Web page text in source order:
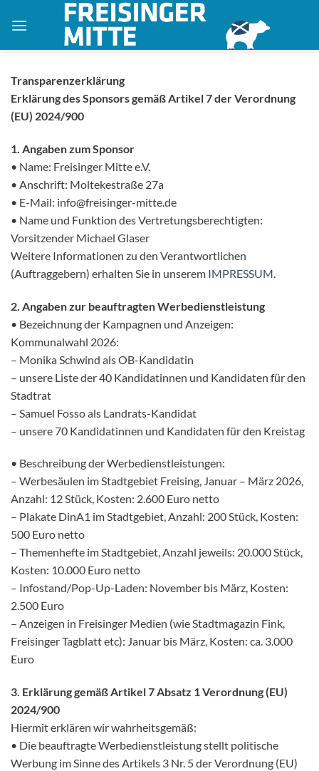
Inhalt
Transparenzerklärung
Erklärung des Sponsors gemäß Artikel 7 der Verordnung
(EU) 2024/900
1. Angaben zum Sponsor
• Name: Freisinger Mitte e.V.
• Anschrift: Moltekestraße 27a
• E-Mail: info@freisinger-mitte.de
• Name und Funktion des Vertretungsberechtigten:
Vorsitzender Michael Glaser
Weitere Informationen zu den Verantwortlichen
(Auftraggebern) erhalten Sie in unserem IMPRESSUM
2. Angaben zur beauftragten Werbedienstleistung
• Bezeichnung der Kampagnen und Anzeigen:
Kommunalwahl 2026:
– Monika Schwind als OB-Kandidatin
– unsere Liste der 40 Kandidatinnen und Kandidaten für den
Stadtrat
– Samuel Fosso als Landrats-Kandidat
– unsere 70 Kandidatinnen und Kandidaten für den Kreistag
• Beschreibung der Werbedienstleistungen:
– Werbesäulen im Stadtgebiet Freising, Januar – März 2026,
Anzahl: 12 Stück, Kosten: 2.600 Euro netto
– Plakate DinA1 im Stadtgebiet, Anzahl: 200 Stück, Kosten:
500 Euro netto
– Themenhefte im Stadtgebiet, Anzahl jeweils: 20.000 Stück,
Kosten: 10.000 Euro netto
– Infostand/Pop-Up-Laden: November bis März, Kosten:
2.500 Euro
– Anzeigen in Freisinger Medien (wie Stadtmagazin Fink,
Freisinger Tagblatt etc): Januar bis März, Kosten: ca. 3.000
Euro
3. Erklärung gemäß Artikel 7 Absatz 1 Verordnung (EU)
2024/900
Hiermit erklären wir wahrheitsgemäß:
• Die beauftragte Werbedienstleistung stellt politische
Werbung im Sinne des Artikels 3 Nr. 5 der Verordnung (EU)